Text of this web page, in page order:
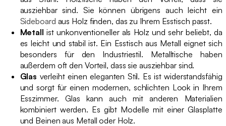
ausziehbar sind. Sie können übrigens auch leicht ein
Sideboard aus Holz finden, das zu Ihrem Esstisch passt.
Metall ist unkonventioneller als Holz und sehr beliebt, da
es leicht und stabil ist. Ein Esstisch aus Metall eignet sich
besonders für den Industriestil. Metalltische haben
außerdem oft den Vorteil, dass sie ausziehbar sind.
Glas verleiht einen eleganten Stil. Es ist widerstandsfähig
und sorgt für einen modernen, schlichten Look in Ihrem
Esszimmer. Glas kann auch mit anderen Materialien
kombiniert werden. Es gibt Modelle mit einer Glasplatte
und Beinen aus Metall oder Holz.